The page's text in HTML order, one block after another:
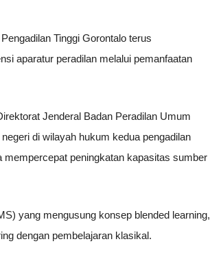
Tinggi Gorontalo terus
aparatur peradilan melalui pemanfaatan
Jenderal Badan Peradilan Umum
di wilayah hukum kedua pengadilan
mempercepat peningkatan kapasitas sumber
yang mengusung konsep blended learning,
dengan pembelajaran klasikal.